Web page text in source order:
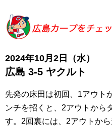
2024年10月2日（水）
広島 3-5 ヤクルト
先発の床田は初回、1アウト
ンチを招くと、2アウトから
す。2回裏には、2アウトか